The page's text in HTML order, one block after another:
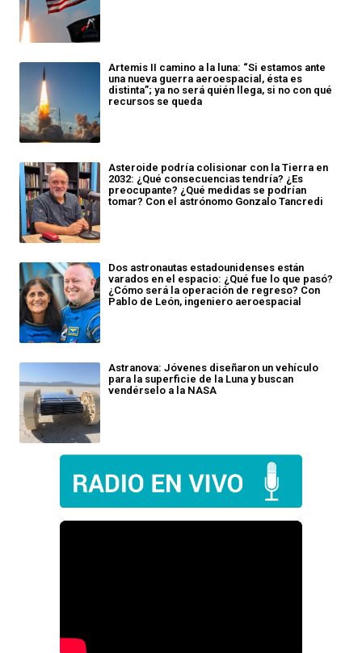
Artemis II camino a la luna: “Si estamos ante
una nueva guerra aeroespacial, ésta es
distinta”; ya no será quién llega, si no con qué
recursos se queda
Asteroide podría colisionar con la Tierra en
2032: ¿Qué consecuencias tendría? ¿Es
preocupante? ¿Qué medidas se podrían
tomar? Con el astrónomo Gonzalo Tancredi
Dos astronautas estadounidenses están
varados en el espacio: ¿Qué fue lo que pasó?
¿Cómo será la operación de regreso? Con
Pablo de León, ingeniero aeroespacial
Astranova: Jóvenes diseñaron un vehículo
para la superficie de la Luna y buscan
vendérselo a la NASA